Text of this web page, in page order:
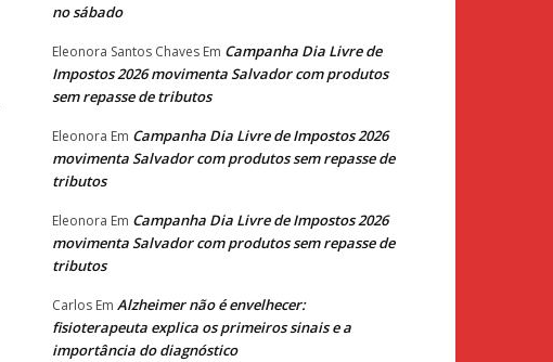
no sábado
Eleonora Santos Chaves Em Campanha Dia Livre de
Impostos 2026 movimenta Salvador com produtos
sem repasse de tributos
Eleonora Em Campanha Dia Livre de Impostos 2026
movimenta Salvador com produtos sem repasse de
tributos
Eleonora Em Campanha Dia Livre de Impostos 2026
movimenta Salvador com produtos sem repasse de
tributos
Carlos Em Alzheimer não é envelhecer:
fisioterapeuta explica os primeiros sinais e a
importância do diagnóstico